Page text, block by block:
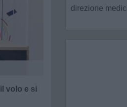
volo e si
direzione